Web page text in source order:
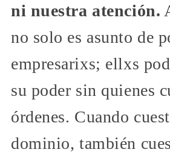
ni nuestra atención.
no solo es asunto de
empresarixs; ellxs
su poder sin quienes
órdenes. Cuando
dominio, también